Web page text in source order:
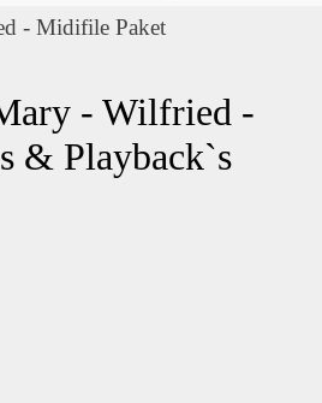
- Midifile Paket
- Wilfried -
& Playback`s